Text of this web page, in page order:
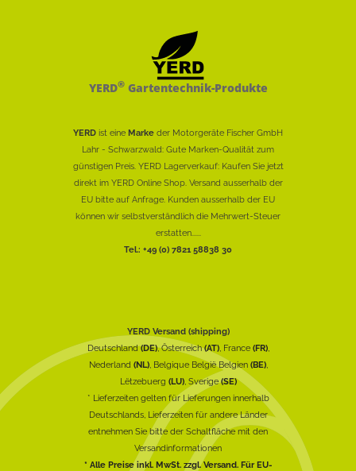
YERD®Gartentechnik-Produkte
YERD ist eine Marke der Motorgeräte Fischer GmbH
Lahr - Schwarzwald: Gute Marken-Qualität zum
günstigen Preis. YERD Lagerverkauf: Kaufen Sie jetzt
direkt im YERD Online Shop. Versand ausserhalb der
EU bitte auf Anfrage. Kunden ausserhalb der EU
können wir selbstverständlich die Mehrwert-Steuer
erstatten......
Tel.: +49 (0) 7821 58838 30
YERD Versand (shipping)
Deutschland(DE), Österreich(AT), France (FR),
Nederland (NL), Belgique België Belgien (BE),
Lëtzebuerg (LU), Sverige(SE)
* Lieferzeiten gelten für Lieferungen innerhalb
Deutschlands, Lieferzeiten für andere Länder
entnehmen Sie bitte der Schaltfläche mit den
Versandinformationen
* Alle Preise inkl. MwSt. zzgl. Versand. Für EU-